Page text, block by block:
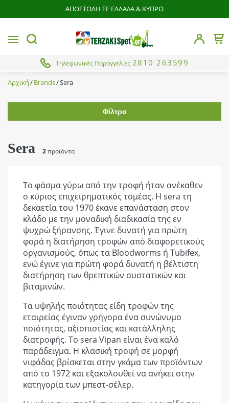
ΑΠΟΣΤΟΛΗ ΣΕ ΕΛΛΑΔΑ & ΚΥΠΡΟ
Τηλεφωνικές Παραγγελίες 2810 263599
MENUbutton.search Το
Αρχική Brands Sera
Φίλτρα
Έως
Ενυδρεία & Βάσεις Ψαριών
Υλικά Φιλτραρίσματος Ενυδρείων Ψαριών
Sera 2προϊόντα
Το φάσμα γύρω από την τροφή ήταν ανέκαθεν
ο κύριος επιχειρηματικός τομέας. Η sera τη
δεκαετία του 1970 έκανε επανάσταση στον
κλάδο με την μοναδική διαδικασία της εν
ψυχρώ ξήρανσης. Έγινε δυνατή για πρώτη
φορά η διατήρηση τροφών από διαφορετικούς
οργανισμούς, όπως τα Βloodworms ή Tubifex,
ενώ έγινε για πρώτη φορά δυνατή η βέλτιστη
διατήρηση των θρεπτικών συστατικών και
βιταμινών.
Τα υψηλής ποιότητας είδη τροφών της
εταιρείας έγιναν γρήγορα ένα συνώνυμο
ποιότητας, αξιοπιστίας και κατάλληλης
διατροφής. Το sera Vipan είναι ένα καλό
παράδειγμα. Η κλασική τροφή σε μορφή
νιφάδας βρίσκεται στην γκάμα των προϊόντων
από το 1972 και εξακολουθεί να ανήκει στην
κατηγορία των μπεστ-σέλερ.